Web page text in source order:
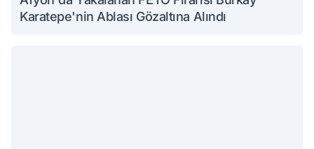
Karatepe'nin Ablası Gözaltına Alındı